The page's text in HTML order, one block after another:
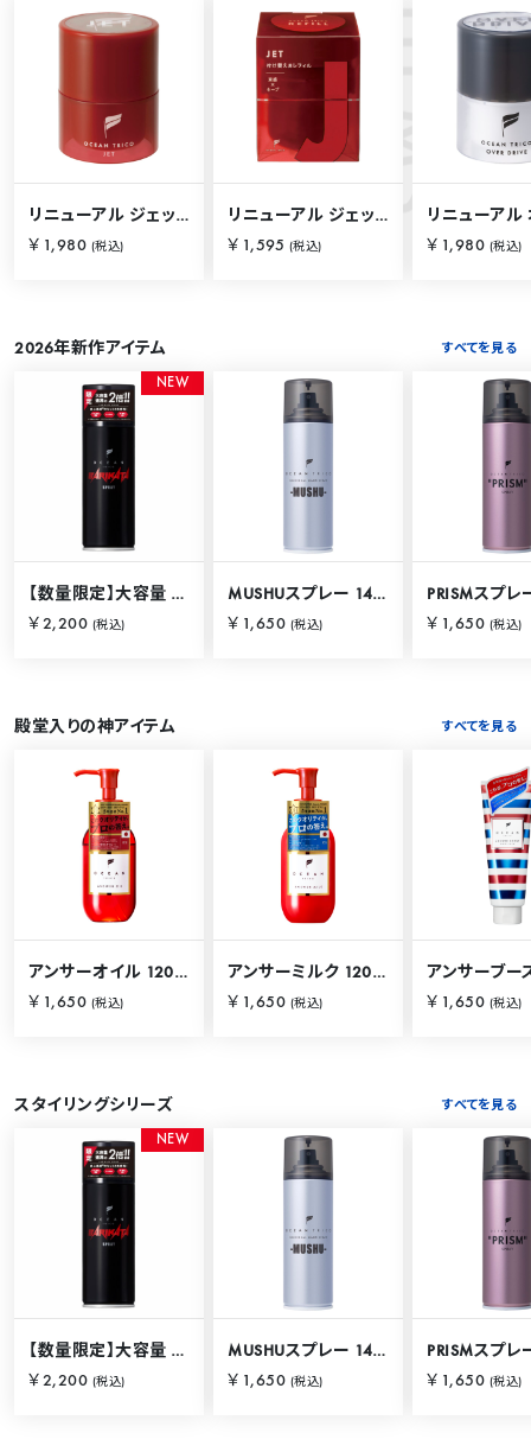
リニューアル ジェット 80g
￥1,980 (税込)
リニューアル ジェット 80g【詰替用】
￥1,595 (税込) ￥1,980 (税込)
2026年新作アイテム すべてを見る
N EW
【数量限定】大容量 バリカタスプレー 280g
￥2,200 (税込)
MUSHUスプレー 140g
￥1,650 (税込)
PRISMスプレ
￥1,650 (税込)
殿堂入りの神アイテム すべてを見る
アンサーオイル 120mL
￥1,650 (税込)
アンサーミルク 120mL
￥1,650 (税込) ￥1,650 (税込)
スタイリングシリーズ すべてを見る
N EW
【数量限定】大容量 バリカタスプレー 280g
￥2,200 (税込)
MUSHUスプレー 140g
￥1,650 (税込)
PRISMスプレ
￥1,650 (税込)
O
C
E
A
N
I
T
E
M